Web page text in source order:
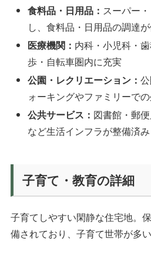
食料品・日用品： スーパー
し、食料品・日用品の調達
医療機関： 内科・小児科・
歩・自転車圏内に充実
公園・レクリエーション：
ォーキングやファミリーで
公共サービス： 図書館・郵
など生活インフラが整備済み
子育て・教育の詳細
子育てしやすい閑静な住宅地。
備されており、子育て世帯が多